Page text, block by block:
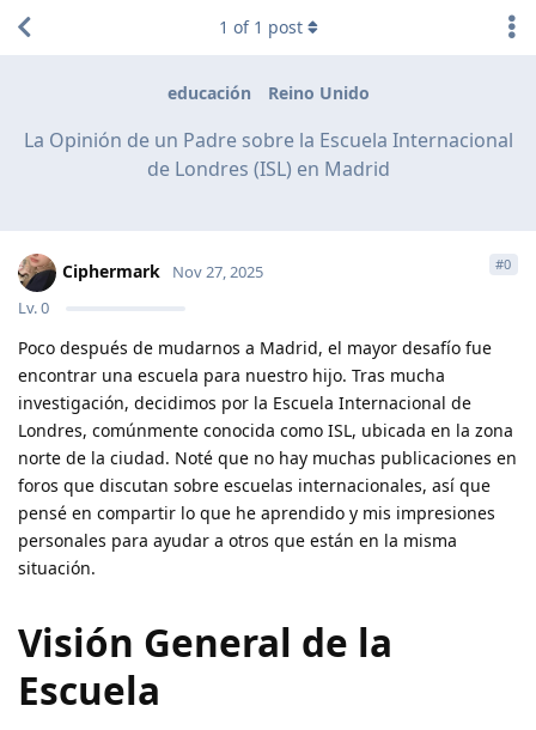
educación Reino Unido
La Opinión de un Padre sobre la Escuela Internacional
de Londres (ISL) en Madrid
1 of 1 post
Ciphermark
Lv.0
Nov 27, 2025 #0
Poco después de mudarnos a Madrid, el mayor desafío fue
encontrar una escuela para nuestro hijo. Tras mucha
investigación, decidimos por la Escuela Internacional de
Londres, comúnmente conocida como ISL, ubicada en la zona
norte de la ciudad. Noté que no hay muchas publicaciones en
foros que discutan sobre escuelas internacionales, así que
pensé en compartir lo que he aprendido y mis impresiones
personales para ayudar a otros que están en la misma
situación.
Visión General de la
Escuela